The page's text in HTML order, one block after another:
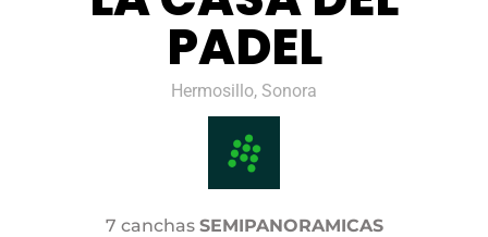
PADEL
Hermosillo, Sonora
7 canchas SEMIPANORAMICAS